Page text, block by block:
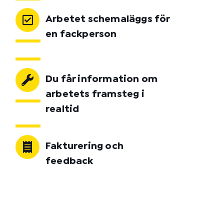
Arbetet schemaläggs för
en fackperson
Du får information om
arbetets framsteg i
realtid
Fakturering och
feedback